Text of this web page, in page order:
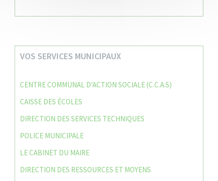
VOS SERVICES MUNICIPAUX
CENTRE COMMUNAL D’ACTION SOCIALE (C.C.A.S)
CAISSE DES ÉCOLES
DIRECTION DES SERVICES TECHNIQUES
POLICE MUNICIPALE
LE CABINET DU MAIRE
DIRECTION DES RESSOURCES ET MOYENS